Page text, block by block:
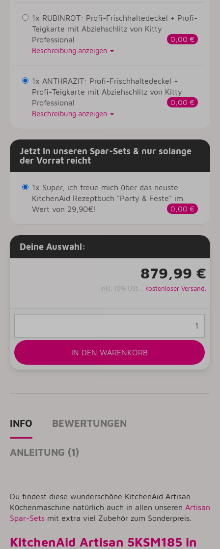
1x RUBINROT: Profi-Frischhaltedeckel + Profi-
Teigkarte mit Abziehschlitz von Kitty
Professional
0,00 €
Beschreibung anzeigen
1x ANTHRAZIT: Profi-Frischhaltedeckel +
Profi-Teigkarte mit Abziehschlitz von Kitty
Professional
0,00 €
Beschreibung anzeigen
Jetzt in unseren Spar-Sets & nur solange
der Vorrat reicht
1x Super, ich freue mich über das neuste
KitchenAid Rezeptbuch "Party & Feste" im
Wert von 29,90€!
0,00 €
Deine Auswahl:
879,99 €
inkl. 19% USt. , kostenloser Versand.
IN DEN WARENKORB
INFO BEWERTUNGEN
ANLEITUNG (1)
Du findest diese wunderschöne KitchenAid Artisan
Küchenmaschine natürlich auch in allen unseren Artisan
Spar-Sets mit extra viel Zubehör zum Sonderpreis.
KitchenAid Artisan 5KSM185 in